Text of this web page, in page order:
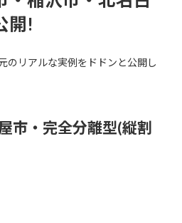
開!
のリアルな実例をドドンと公開し
市・完全分離型(縦割